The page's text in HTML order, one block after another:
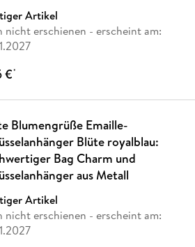
Artikel
nicht erschienen - erscheint am:
€*
Blumengrüße Emaille-
Blüte royalblau:
Bag Charm und
aus Metall
Artikel
nicht erschienen - erscheint am: